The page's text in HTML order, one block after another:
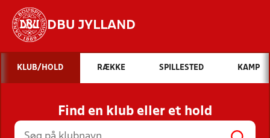
DBU JYLLAND
Hvad vil du søge efter?
INDHOLD OG NYHEDER
STILLINGER, RESULTATER, KLUBBER OG
HOLD
KLUB/HOLD RÆKKE SPILLESTED KAMP
Find en klub eller et hold